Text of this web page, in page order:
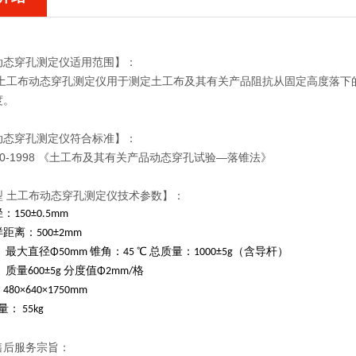
穿孔测定仪适用范围】：
工布动态穿孔测定仪用于测定土工布及其有关产品阻抗从固定高度落
穿孔测定仪符合标准】：
1998 《土工布及其有关产品动态穿孔试验—落锥法》
土工布动态穿孔测定仪技术参数】：
150±0.5mm
离：500±2mm
最大直径Φ50mm 锥角：45 ℃ 总质量：1000±5g（含导杆）
质量600±5g 分度值Φ2mm/格
： 55kg
服务宗旨：